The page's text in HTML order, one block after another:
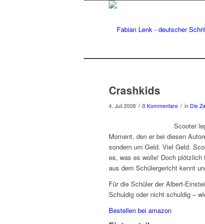
Crashkids
4. Juli 2008 / 0 Kommentare / in Die
Scooter
Moment, den er bei diesen
sondern um Geld. Viel Geld.
es, was es wolle! Doch
aus dem Schülergericht kennt
Für die Schüler der Albert-
Schuldig oder nicht schuldig –
Bestellen bei amazon